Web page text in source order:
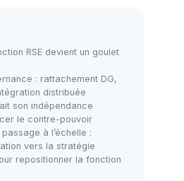
RSE devient un goulet
: rattachement DG,
distribuée
son indépendance
le contre-pouvoir
à l’échelle :
vers la stratégie
repositionner la fonction